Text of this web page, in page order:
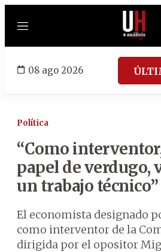
Menú
08 ago 2026
Política
“Como
papel de verdugo,
un trabajo técnico”
El economista designado
como interventor de la
dirigida por el opositor